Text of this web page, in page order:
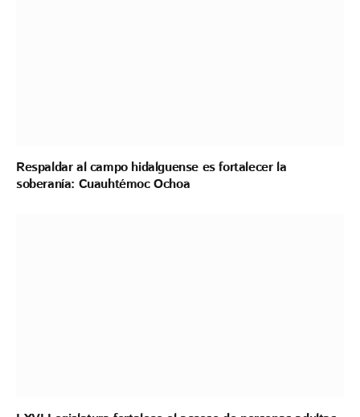
Respaldar al campo hidalguense es fortalecer la
soberanía: Cuauhtémoc Ochoa